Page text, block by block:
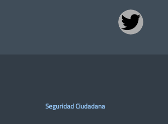
Seguridad Ciudadana